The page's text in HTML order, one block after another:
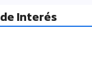
Interés